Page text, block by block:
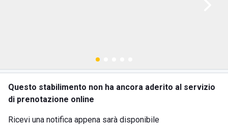
Questo stabilimento non ha ancora aderito al servizio
di prenotazione online
Ricevi una notifica appena sarà disponibile